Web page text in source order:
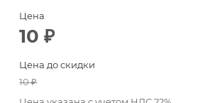
Цена
10 ₽
Цена до скидки
10₽